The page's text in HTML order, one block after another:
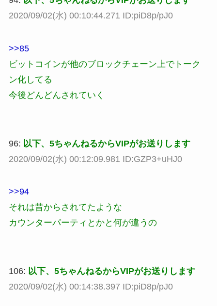
2020/09/02(水) 00:10:44.271 ID:piD8p/pJ0
>>85
ビットコインが他のブロックチェーン上でトーク
ン化してる
今後どんどんされていく
96: 以下、5ちゃんねるからVIPがお送りします
2020/09/02(水) 00:12:09.981 ID:GZP3+uHJ0
>>94
それは昔からされてたような
カウンターパーティとかと何が違うの
106: 以下、5ちゃんねるからVIPがお送りします
2020/09/02(水) 00:14:38.397 ID:piD8p/pJ0